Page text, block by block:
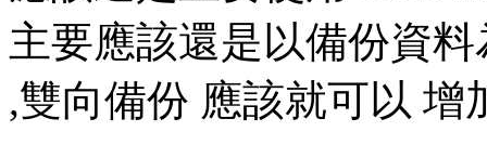
主要應該還是以備份資
,雙向備份 應該就可以 增